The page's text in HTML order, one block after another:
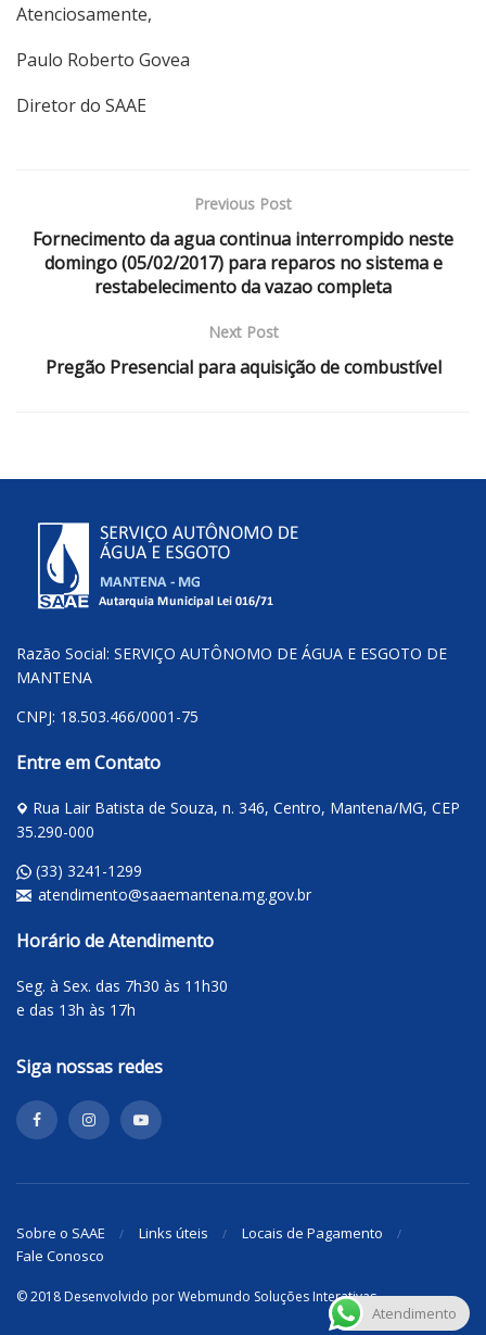
Atenciosamente,
Paulo Roberto Govea
Diretor do SAAE
Previous Post
Fornecimento da agua continua interrompido neste
domingo (05/02/2017) para reparos no sistema e
restabelecimento da vazao completa
Next Post
Pregão Presencial para aquisição de combustível
Razão Social: SERVIÇO AUTÔNOMO DE ÁGUA E ESGOTO DE
MANTENA
CNPJ: 18.503.466/0001-75
Entre em Contato
Rua Lair Batista de Souza, n. 346, Centro, Mantena/MG, CEP
35.290-000
(33) 3241-1299
atendimento@saaemantena.mg.gov.br
Horário de Atendimento
Seg. à Sex. das 7h30 às 11h30
e das 13h às 17h
Siga nossas redes
Sobre o SAAE Links úteis
Locais de Pagamento
Fale Conosco
© 2018 Desenvolvido porWebmundo Soluções Interativas
Atendimento